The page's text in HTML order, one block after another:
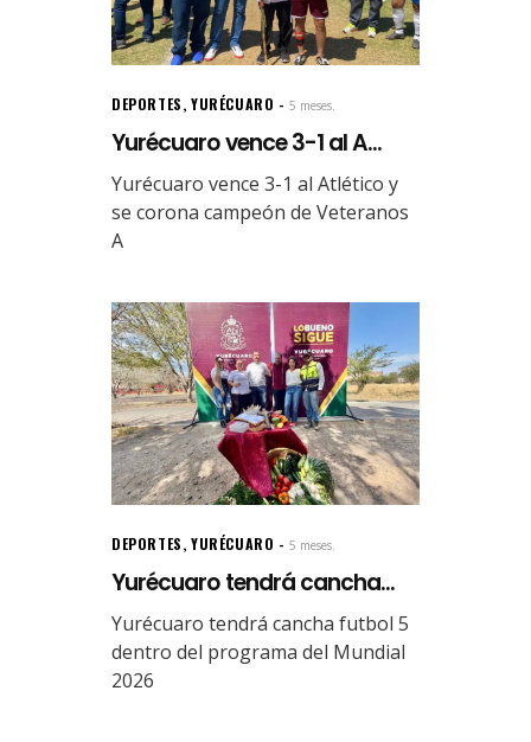
DEPORTES,YURÉCUARO 5 meses.
Yurécuaro vence 3-1 al A...
Yurécuaro vence 3-1 al Atlético y
se corona campeón de Veteranos
A
DEPORTES,YURÉCUARO 5 meses.
Yurécuaro tendrá cancha...
Yurécuaro tendrá cancha futbol 5
dentro del programa del Mundial
2026